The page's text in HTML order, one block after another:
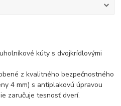
kúty s dvojkrídlovými
z kvalitného bezpečnostného
4 mm) s antiplakovú úpravou
zaručuje tesnosť dverí.